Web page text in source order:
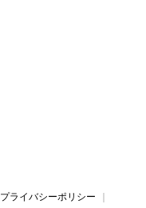
プライバシーポリシー